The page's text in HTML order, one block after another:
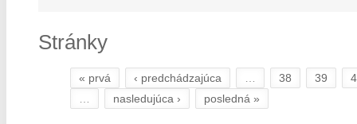
Stránky
« prvá ‹ predchádzajúca … 38 39
…
nasledujúca › posledná »